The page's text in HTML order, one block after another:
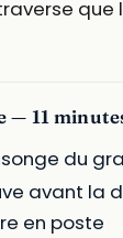
que
— 11
du
avant la
en poste